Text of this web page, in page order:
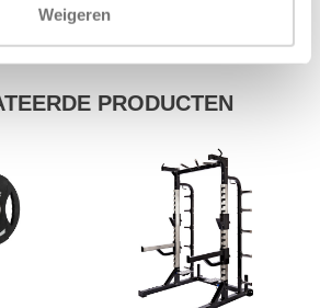
Weigeren
alle specificaties
PRODUCTEN